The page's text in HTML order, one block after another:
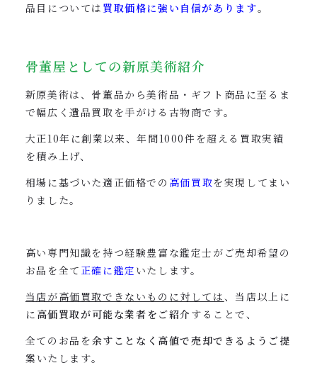
品目については 買取価格に強い自信があります。
骨董屋としての新原美術紹介
新原美術は、骨董品から美術品・ギフト商品に至るま
で幅広く遺品買取を手がける古物商です。
大正10年に創業以来、年間1000件を超える買取実績
を積み上げ、
相場に基づいた適正価格での 高価買取を実現してまい
りました。
高い専門知識を持つ経験豊富な鑑定士がご売却希望の
お品を全て 正確に鑑定 いたします。
当店が高価買取できないものに対しては、当店以上に
に 高価買取が可能な業者をご紹介 することで、
全てのお品を余すことなく高値で売却できるようご提
案 いたします。